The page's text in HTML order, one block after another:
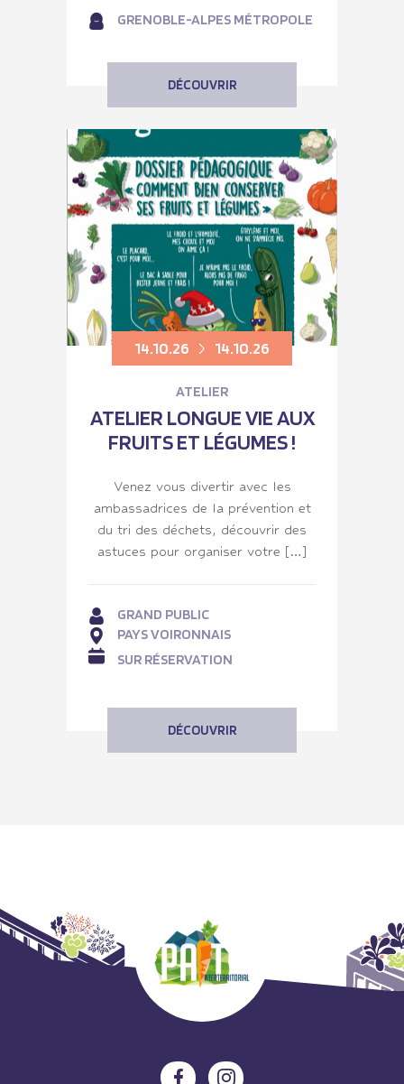
GRENOBLE-ALPES MÉTROPOLE
DÉCOUVRIR
14.10.26 14.10.26
ATELIER
ATELIER LONGUE VIE AUX
FRUITS ET LÉGUMES !
Venez vous divertir avec les
ambassadrices de la prévention et
du tri des déchets, découvrir des
astuces pour organiser votre […]
GRAND PUBLIC
PAYS VOIRONNAIS
SUR RÉSERVATION
DÉCOUVRIR